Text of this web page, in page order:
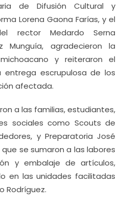
de Difusión Cultural y
Lorena Gaona Farías, y el
rector Medardo Serna
Munguía, agradecieron la
y reiteraron el
escrupulosa de los
afectada.
a las familias, estudiantes,
sociales como Scouts de
y Preparatoria José
se sumaron a las labores
y embalaje de artículos,
en las unidades facilitadas
Rodríguez.